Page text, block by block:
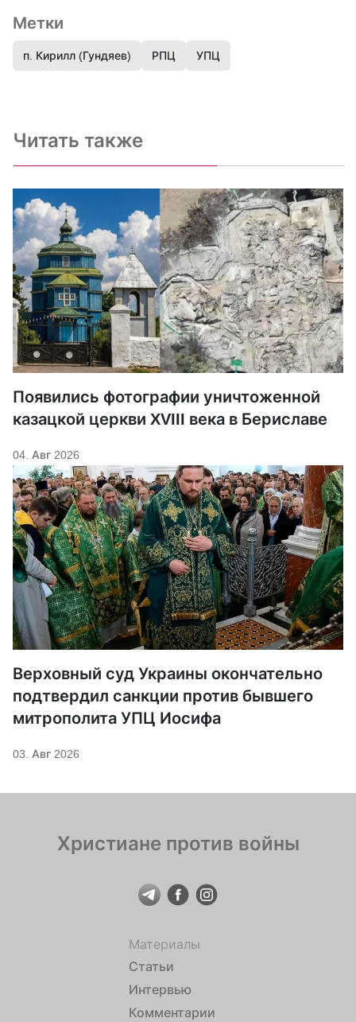
Метки
п. Кирилл (Гундяев) РПЦ УПЦ
Читать также
Появились фотографии уничтоженной
казацкой церкви XVIII века в Бериславе
04. Авг 2026
Верховный суд Украины окончательно
подтвердил санкции против бывшего
митрополита УПЦ Иосифа
03. Авг 2026
Христиане против войны
Материалы
Статьи
Интервью
Комментарии